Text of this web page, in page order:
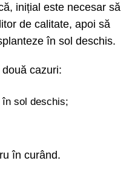
inițial este necesar să
de calitate, apoi să
în sol deschis.
cazuri:
în sol deschis;
în curând.